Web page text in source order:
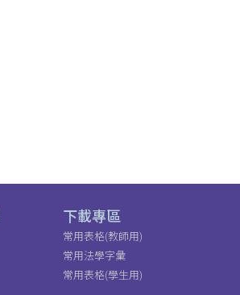
下載專區
常用表格(教師用)
常用法學字彙
常用表格(學生用)